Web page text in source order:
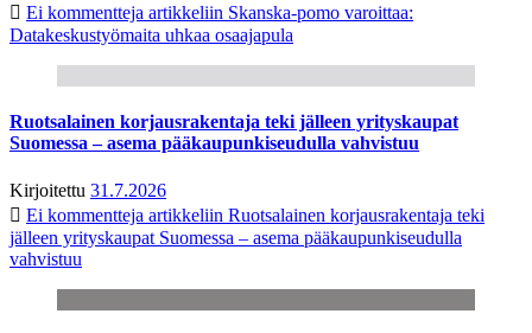
Ei kommentteja artikkeliin Skanska-pomo varoittaa:
Datakeskustyömaita uhkaa osaajapula
Ruotsalainen korjausrakentaja teki jälleen yrityskaupat
Suomessa – asema pääkaupunkiseudulla vahvistuu
Kirjoitettu 31.7.2026
Ei kommentteja artikkeliin Ruotsalainen korjausrakentaja teki
jälleen yrityskaupat Suomessa – asema pääkaupunkiseudulla
vahvistuu